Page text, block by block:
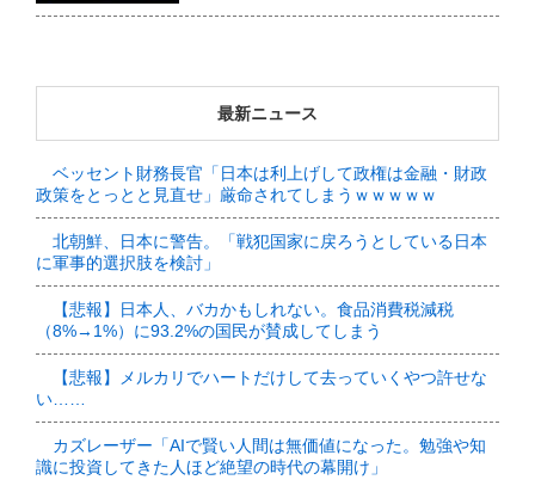
最新ニュース
ベッセント財務長官「日本は利上げして政権は金融・財政
政策をとっとと見直せ」厳命されてしまうｗｗｗｗｗ
北朝鮮、日本に警告。「戦犯国家に戻ろうとしている日本
に軍事的選択肢を検討」
【悲報】日本人、バカかもしれない。食品消費税減税
（8%→1%）に93.2%の国民が賛成してしまう
【悲報】メルカリでハートだけして去っていくやつ許せな
い……
カズレーザー「AIで賢い人間は無価値になった。勉強や知
識に投資してきた人ほど絶望の時代の幕開け」